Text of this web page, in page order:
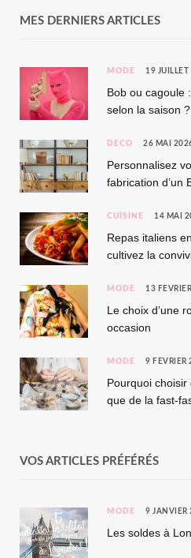
MES DERNIERS ARTICLES
MODE 19
Bob ou cagoule
selon la saison ?
DÉCO 26 MAI
Personnalisez
fabrication d’un
CUISINE 14 MAI
Repas italiens
cultivez la
MODE 13
Le choix d’une
occasion
MODE 9 FÉVRIER
Pourquoi
que de la fast-
VOS ARTICLES PRÉFÉRÉS
MODE 9 JANVIER
Les soldes à